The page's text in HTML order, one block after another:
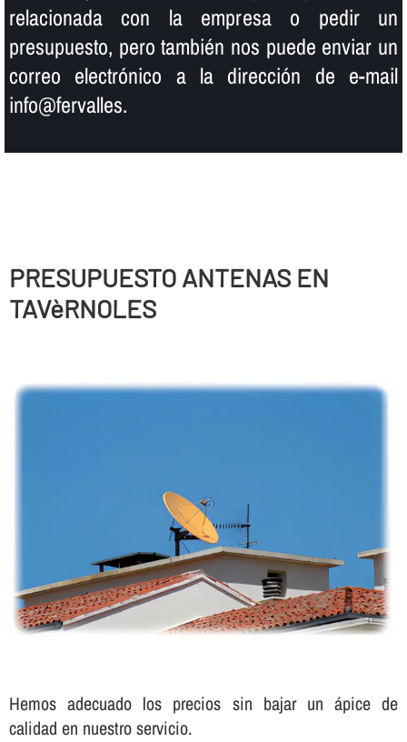
relacionada con la empresa o pedir un
presupuesto, pero también nos puede enviar un
correo electrónico a la dirección de e-mail
info@fervalles.
PRESUPUESTO ANTENAS EN
TAVèRNOLES
Hemos adecuado los precios sin bajar un ápice de
calidad en nuestro servicio.